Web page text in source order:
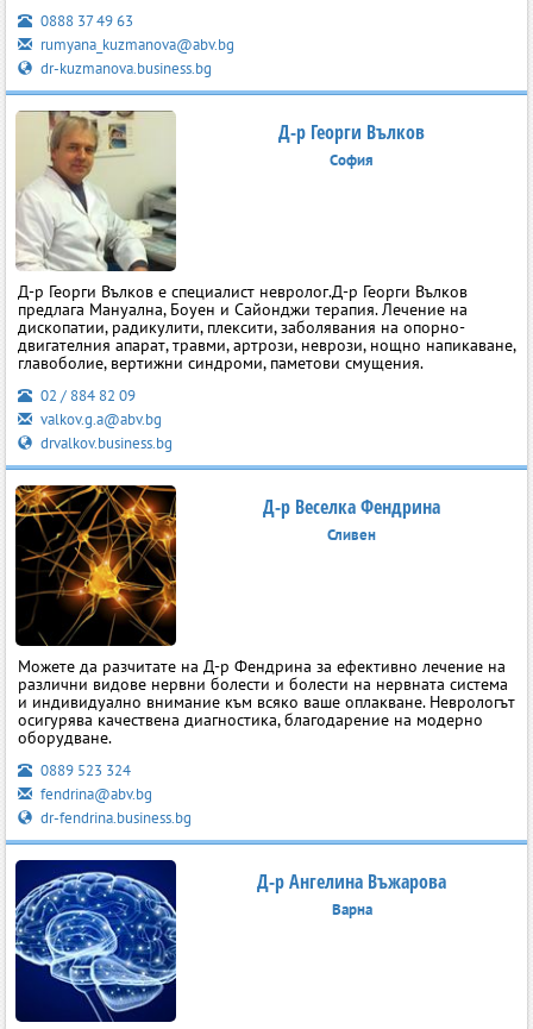
0888 37 49 63
rumyana_kuzmanova@abv.bg
dr-kuzmanova.business.bg
Д-р Георги Вълков
София
Д-р Георги Вълков е специалист невролог.Д-р Георги Вълков
предлага Мануална, Боуен и Сайонджи терапия. Лечение на
дископатии, радикулити, плексити, заболявания на опорно-
двигателния апарат, травми, артрози, неврози, нощно напикаване,
главоболие, вертижни синдроми, паметови смущения.
02 / 884 82 09
valkov.g.a@abv.bg
drvalkov.business.bg
Д-р Веселка Фендрина
Сливен
Можете да разчитате на Д-р Фендрина за ефективно лечение на
различни видове нервни болести и болести на нервната система
и индивидуално внимание към всяко ваше оплакване. Неврологът
осигурява качествена диагностика, благодарение на модерно
оборудване.
0889 523 324
fendrina@abv.bg
dr-fendrina.business.bg
Д-р Ангелина Въжарова
Варна